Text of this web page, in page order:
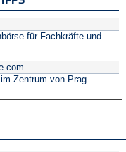
für Fachkräfte und
Zentrum von Prag